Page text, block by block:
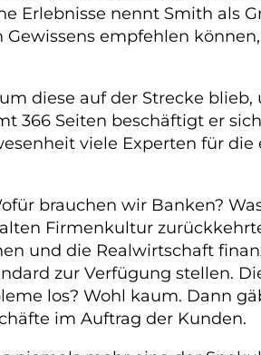
Erlebnisse nennt Smith als
empfehlen
diese auf der Strecke blieb,
366 Seiten beschäftigt er
viele Experten für die
brauchen wir Banken?
Firmenkultur
und die Realwirtschaft
zur Verfügung stellen.
los? Wohl kaum. Dann
im Auftrag der Kunden.